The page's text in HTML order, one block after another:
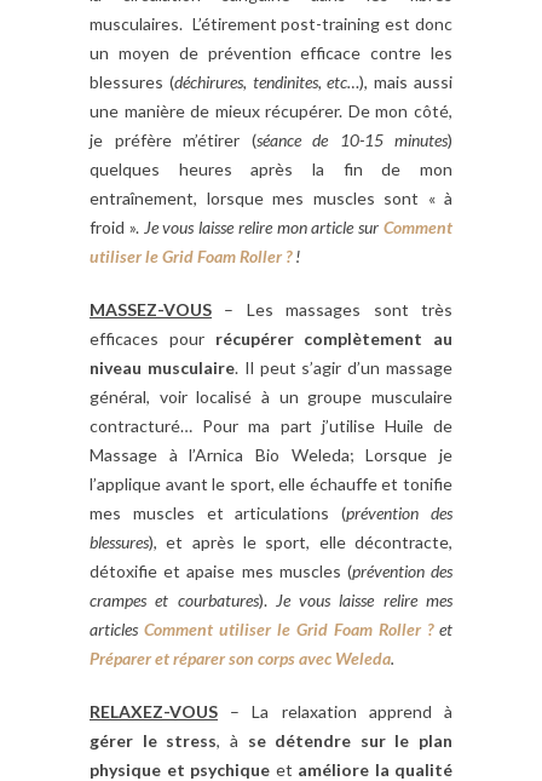
musculaires. L’étirement post-training est donc
un moyen de prévention efficace contre les
blessures (déchirures, tendinites, etc…), mais aussi
une manière de mieux récupérer. De mon côté,
je préfère m’étirer (séance de 10-15 minutes)
quelques heures après la fin de mon
entraînement, lorsque mes muscles sont « à
froid ». Je vous laisse relire mon article surComment
utiliser le Grid Foam Roller ?!
MASSEZ-VOUS – Les massages sont très
efficaces pour récupérer complètement au
niveau musculaire. Il peut s’agir d’un massage
général, voir localisé à un groupe musculaire
contracturé… Pour ma part j’utilise Huile de
Massage à l’Arnica Bio Weleda; Lorsque je
l’applique avant le sport, elle échauffe et tonifie
mes muscles et articulations (prévention des
blessures), et après le sport, elle décontracte,
détoxifie et apaise mes muscles (prévention des
crampes et courbatures). Je vous laisse relire mes
articles Comment utiliser le Grid Foam Roller ?et
Préparer et réparer son corps avec Weleda.
RELAXEZ-VOUS –La relaxation apprend à
gérer le stress, à se détendre sur le plan
physique et psychique et améliore la qualité